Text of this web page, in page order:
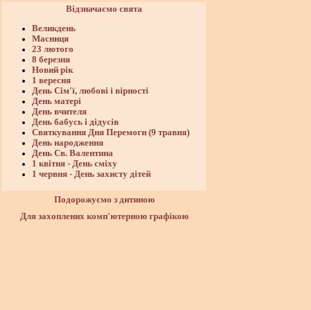
Відзначаємо свята
Великдень
Масниця
23 лютого
8 березня
Новий рік
1 вересня
День Сім'ї, любові і вірності
День матері
День вчителя
День бабусь і дідусів
Святкування Дня Перемоги (9 травня)
День народження
День Св. Валентина
1 квітня - День сміху
1 червня - День захисту дітей
Подорожуємо з дитиною
Для захоплених комп'ютерною графікою